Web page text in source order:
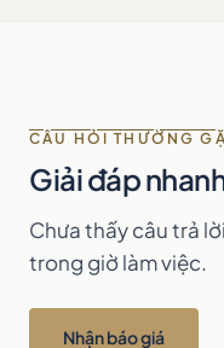
CÂU HỎI THƯỜNG
Giải đáp
Chưa thấy câu trả
trong giờ làm việc.
Nhận báo giá